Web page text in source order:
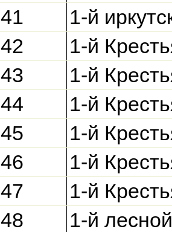
41
1-й
42
1-й
43
1-й
44
1-й
45
1-й
46
1-й
47
1-й
48
1-й